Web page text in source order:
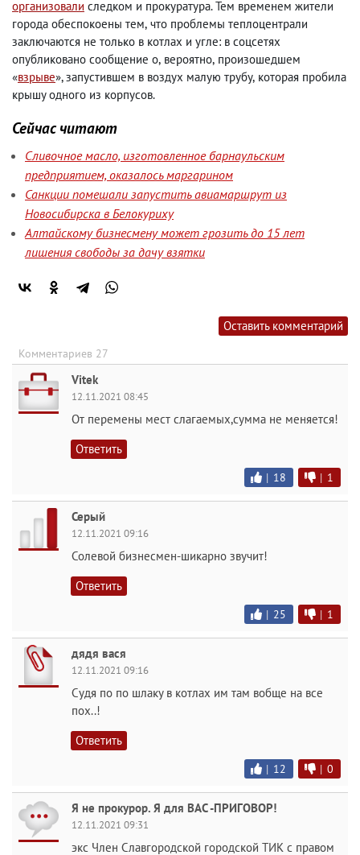
организовали следком и прокуратура. Тем временем жители
города обеспокоены тем, что проблемы теплоцентрали
заключаются не только в котлах и угле: в соцсетях
опубликовано сообщение о, вероятно, произошедшем
«взрыве», запустившем в воздух малую трубу, которая пробила
крышу одного из корпусов.
Сейчас читают
Сливочное масло, изготовленное барнаульским
предприятием, оказалось маргарином
Санкции помешали запустить авиамаршрут из
Новосибирска в Белокуриху
Алтайскому бизнесмену может грозить до 15 лет
лишения свободы за дачу взятки
Оставить комментарий
Комментариев 27
Vitek
12.11.2021 08:45
От перемены мест слагаемых,сумма не меняется!
Ответить
| 18 | 1
Серый
12.11.2021 09:16
Солевой бизнесмен-шикарно звучит!
Ответить
| 25 | 1
дядя вася
12.11.2021 09:16
Судя по по шлаку в котлах им там вобще на все
пох..!
Ответить
| 12 | 0
Я не прокурор. Я для ВАС -ПРИГОВОР!
12.11.2021 09:31
экс Член Славгородской городской ТИК с правом